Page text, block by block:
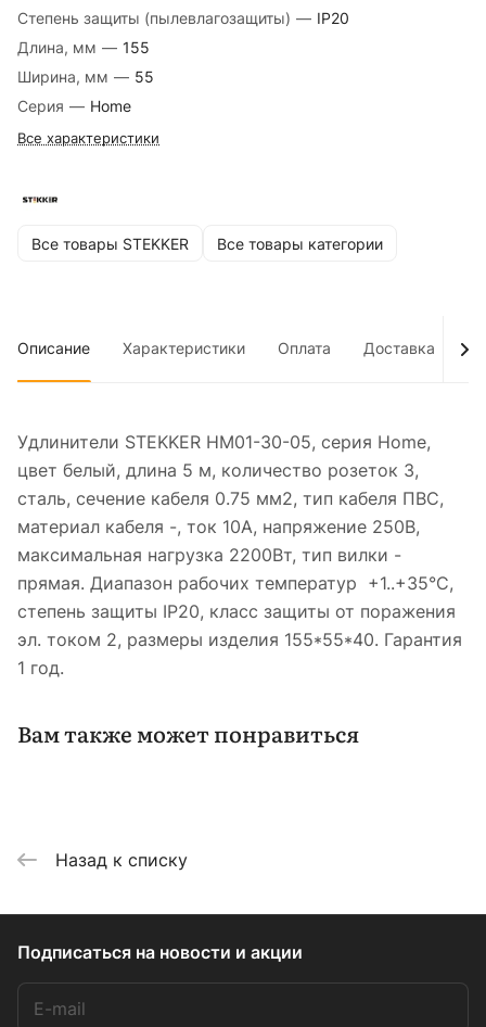
Степень защиты (пылевлагозащиты) — IP20
Длина, мм — 155
Ширина, мм — 55
Серия — Home
Все характеристики
Все товары STEKKER Все товары категории
Описание Характеристики Оплата Доставка
Удлинители STEKKER HM01-30-05, серия Home,
цвет белый, длина 5 м, количество розеток 3,
сталь, сечение кабеля 0.75 мм2, тип кабеля ПВС,
материал кабеля -, ток 10А, напряжение 250В,
максимальная нагрузка 2200Вт, тип вилки -
прямая. Диапазон рабочих температур +1..+35°C,
степень защиты IP20, класс защиты от поражения
эл. током 2, размеры изделия 155*55*40. Гарантия
1 год.
Вам также может понравиться
Назад к списку
Подписаться на новости и акции